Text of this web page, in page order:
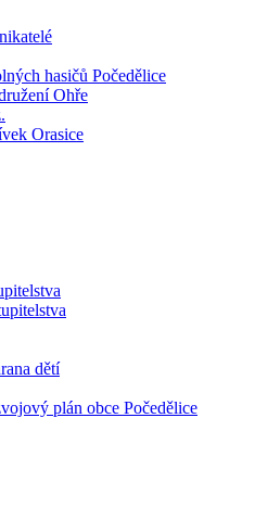
hasičů Počedělice
Ohře
Orasice
dětí
plán obce Počedělice